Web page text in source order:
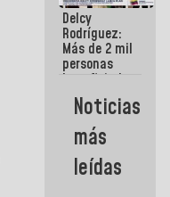
por la AN
Delcy
Rodríguez:
Más de 2 mil
personas
beneficiadas
con planes
para
atención de
emergencia
sísmica en
la última
Noticias
más
leídas